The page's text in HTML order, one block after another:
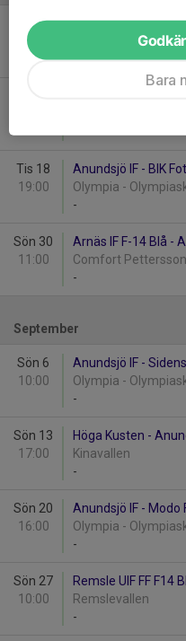
Tor 6
19:00
Anundsjö IF - Arnäs
Olympia -
-
-
Tis 18
19:00
Anundsjö IF - BIK
Olympia -
-
Sön 30
11:00
Arnäs IF F-14 Blå -
Comfort
-
September
Sön 6
10:00
Anundsjö IF -
Olympia -
-
Sön 13
17:00
Höga Kusten -
Kinavallen
-
Sön 20
16:00
Anundsjö IF - Modo
Olympia -
-
Sön 27
10:00
Remsle UIF FF F14
Remslevallen
-
Bara